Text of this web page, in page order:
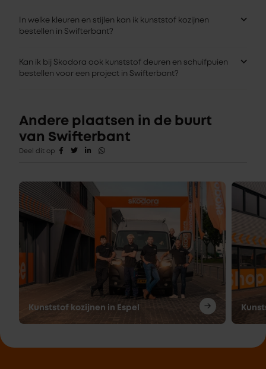
In welke kleuren en stijlen kan ik kunststof kozijnen
bestellen in Swifterbant?
Kan ik bij Skodora ook kunststof deuren en schuifpuien
bestellen voor een project in Swifterbant?
Andere plaatsen in de buurt
van Swifterbant
Deel dit op
Kunststof kozijnen in Espel